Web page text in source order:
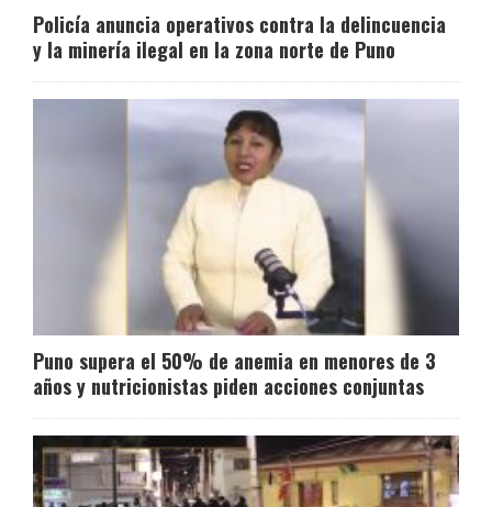
Policía anuncia operativos contra la delincuencia
y la minería ilegal en la zona norte de Puno
Puno supera el 50% de anemia en menores de 3
años y nutricionistas piden acciones conjuntas